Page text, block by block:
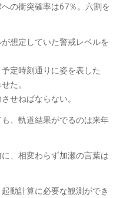
の衝突確率は67％。六割を
想定していた警戒レベルを
定時刻通りに姿を表した
た。
せねばならない。
、軌道結果がでるのは来年
、相変わらず加瀬の言葉は
動計算に必要な観測ができ